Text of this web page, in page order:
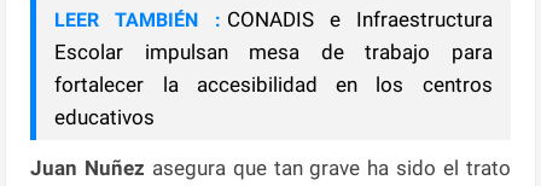
LEER TAMBIÉN : CONADIS e Infraestructura
Escolar impulsan mesa de trabajo para
fortalecer la accesibilidad en los centros
educativos
Juan Nuñez asegura que tan grave ha sido el trato